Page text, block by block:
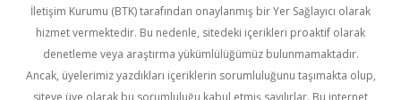
İletişim Kurumu (BTK) tarafından onaylanmış bir Yer Sağlayıcı olarak
hizmet vermektedir. Bu nedenle, sitedeki içerikleri proaktif olarak
denetleme veya araştırma yükümlülüğümüz bulunmamaktadır.
Ancak, üyelerimiz yazdıkları içeriklerin sorumluluğunu taşımakta olup,
siteye üye olarak bu sorumluluğu kabul etmiş sayılırlar. Bu internet